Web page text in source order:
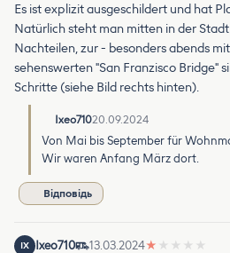
Es ist explizit ausgeschildert und hat
Natürlich steht man mitten in der
Nachteilen, zur - besonders abends
sehenswerten "San Franzisco Bridge"
Schritte (siehe Bild rechts hinten).
Ixeo71020.09.2024
Von Mai bis September für
Wir waren Anfang März dort.
Відповідь
IX Ixeo710 13.03.2024★ ★ ★ ★ ★